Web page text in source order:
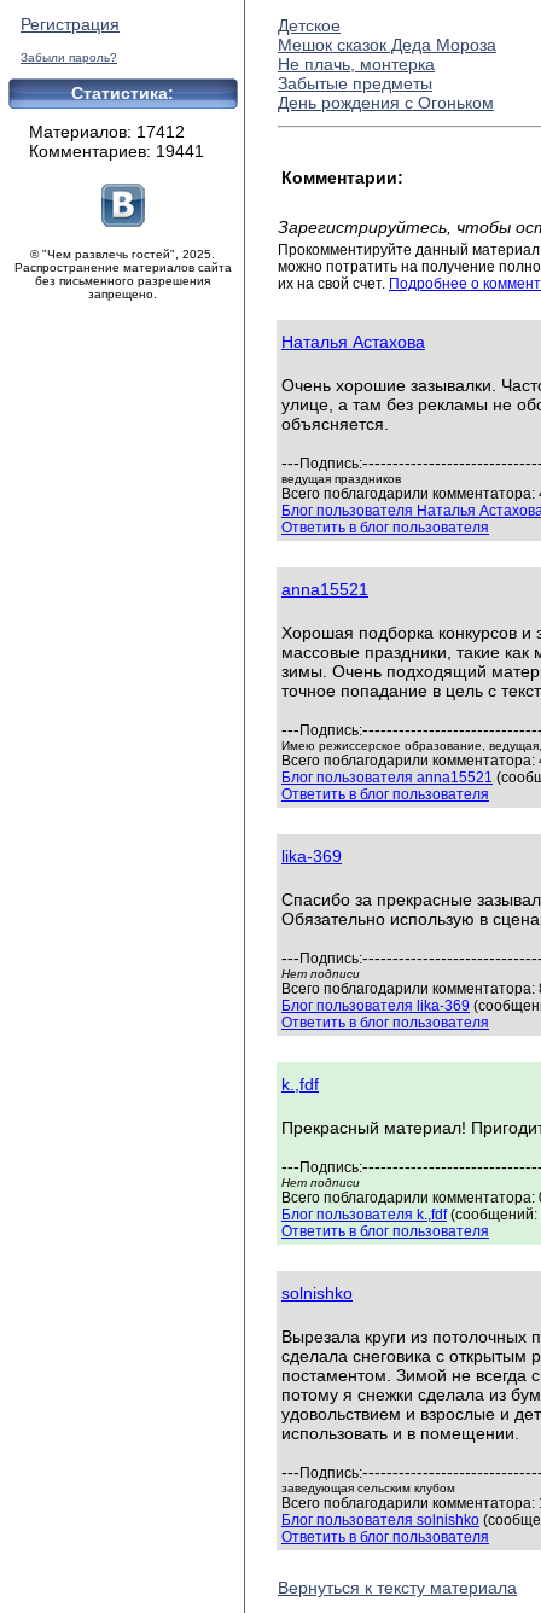
Регистрация
Забыли пароль?
Статистика:
Материалов: 17412
Комментариев: 19441
© "Чем развлечь гостей", 2025.
Распространение материалов сайта
без письменного разрешения
запрещено.
Детское
Мешок сказок Деда Мороза
Не плачь, монтерка
Забытые предметы
День рождения с Огоньком
Комментарии:
Зарегистрируйтесь, чтобы
Прокомментируйте данный
можно потратить на получение
их на свой счет. Подробнее о
Наталья Астахова
Очень хорошие зазывалки.
улице, а там без рекламы не
объясняется.
--- Подпись:
ведущая праздников
Всего поблагодарили
Блог пользователя Наталья
Ответить в блог пользователя
anna15521
Хорошая подборка конкурсов и
массовые праздники, такие
зимы. Очень подходящий
точное попадание в цель с
--- Подпись:
Имею режиссерское образование,
Всего поблагодарили
Блог пользователя anna15521
Ответить в блог пользователя
lika-369
Спасибо за прекрасные
Обязательно использую в
--- Подпись:
Нет подписи
Всего поблагодарили
Блог пользователя lika-369
Ответить в блог пользователя
k.,fdf
Прекрасный материал!
--- Подпись:
Нет подписи
Всего поблагодарили
Блог пользователя k.,fdf(сообщений:
Ответить в блог пользователя
solnishko
Вырезала круги из потолочных
сделала снеговика с открытым
постаментом. Зимой не всегда
потому я снежки сделала из
удовольствием и взрослые и
использовать и в помещении.
--- Подпись:
заведующая сельским клубом
Всего поблагодарили
Блог пользователя solnishko
Ответить в блог пользователя
Вернуться к тексту материала